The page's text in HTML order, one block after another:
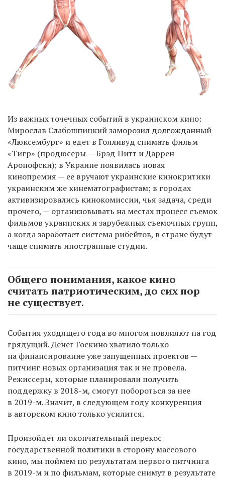
Из важных точечных событий в украинском кино:
Мирослав Слабошпицкий заморозил долгожданный
«Люксембург» и едет в Голливуд снимать фильм
«Тигр» (продюсеры — Брэд Питт и Даррен
Аронофски); в Украине появилась новая
кинопремия — ее вручают украинские кинокритики
украинским же кинематографистам; в городах
активизировались кинокомиссии, чья задача, среди
прочего, — организовывать на местах процесс съемок
фильмов украинских и зарубежных съемочных групп,
а когда заработает система рибейтов, в стране будут
чаще снимать иностранные студии.
Общего понимания, какое кино
считать патриотическим, до сих пор
не существует.
События уходящего года во многом повлияют на год
грядущий. Денег Госкино хватило только
на финансирование уже запущенных проектов —
питчинг новых организация так и не провела.
Режиссеры, которые планировали получить
поддержку в 2018-м, смогут побороться за нее
в 2019-м. Значит, в следующем году конкуренция
в авторском кино только усилится.
Произойдет ли окончательный перекос
государственной политики в сторону массового
кино, мы поймем по результатам первого питчинга
в 2019-м и по фильмам, которые снимут в результате